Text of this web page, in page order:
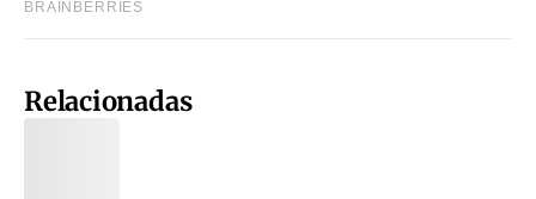
Relacionadas